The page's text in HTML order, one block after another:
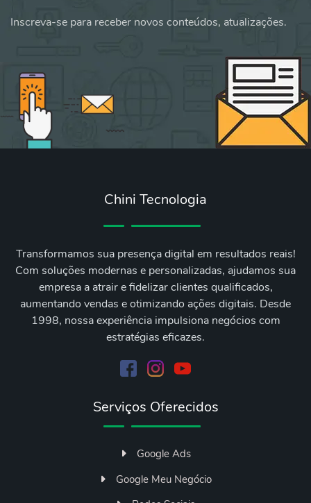
Inscreva-se para receber novos conteúdos, atualizações.
Chini Tecnologia
Transformamos sua presença digital em resultados reais!
Com soluções modernas e personalizadas, ajudamos sua
empresa a atrair e fidelizar clientes qualificados,
aumentando vendas e otimizando ações digitais. Desde
1998, nossa experiência impulsiona negócios com
estratégias eficazes.
Serviços Oferecidos
Google Ads
Google Meu Negócio